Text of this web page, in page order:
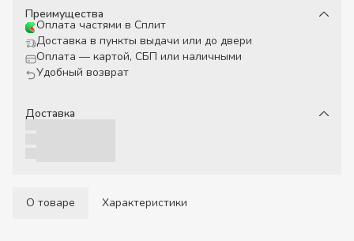
Преимущества
Оплата частями в Сплит
Доставка в пункты выдачи или до двери
Оплата — картой, СБП или наличными
Удобный возврат
Доставка
О товаре Характеристики